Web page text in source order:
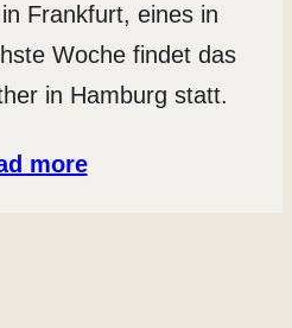
Frankfurt, eines in
Woche findet das
in Hamburg statt.
more